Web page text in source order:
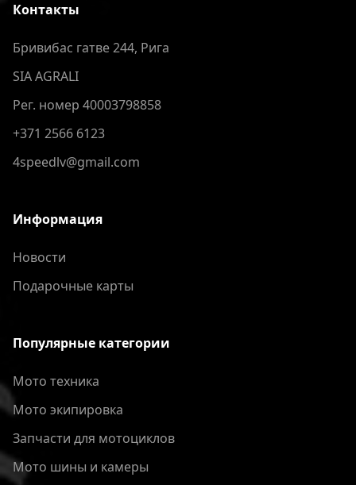
Контакты
Бривибас гатве 244, Рига
SIA AGRALI
Рег. номер 40003798858
+371 2566 6123
4speedlv@gmail.com
Информация
Новости
Подарочные карты
Популярные категории
Мото техника
Мото экипировка
Запчасти для мотоциклов
Мото шины и камеры